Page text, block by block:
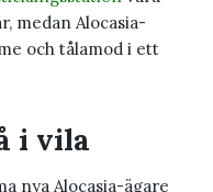
medan Alocasia-
och tålamod i ett
i vila
nya Alocasia-ägare